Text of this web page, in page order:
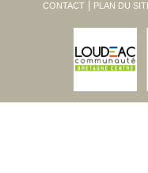
CONTACT PLAN DU